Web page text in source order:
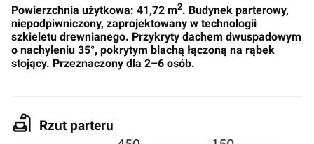
Powierzchnia użytkowa: 41,72 m2. Budynek parterowy,
niepodpiwniczony, zaprojektowany w technologii
szkieletu drewnianego. Przykryty dachem dwuspadowym
o nachyleniu 35°, pokrytym blachą łączoną na rąbek
stojący. Przeznaczony dla 2–6 osób.
Rzut parteru